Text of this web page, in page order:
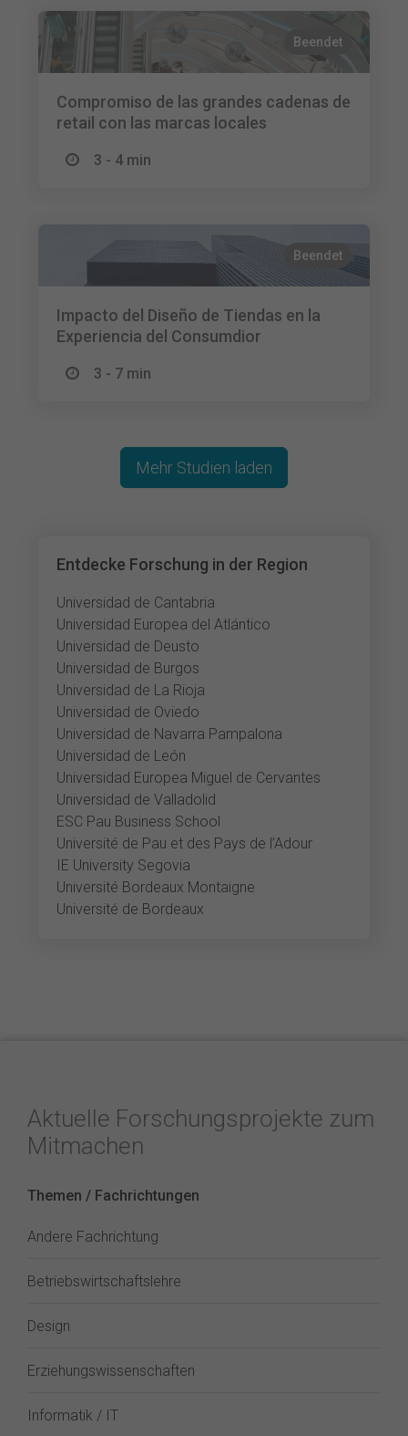
Beendet
Compromiso de las grandes cadenas de
retail con las marcas locales
3 - 4 min
Beendet
Impacto del Diseño de Tiendas en la
Experiencia del Consumdior
3 - 7 min
Entdecke Forschung in der Region
Universidad de Cantabria
Universidad Europea del Atlántico
Universidad de Deusto
Universidad de Burgos
Universidad de La Rioja
Universidad de Oviedo
Universidad de Navarra Pampalona
Universidad de León
Universidad Europea Miguel de Cervantes
Universidad de Valladolid
ESC Pau Business School
Université de Pau et des Pays de l’Adour
IE University Segovia
Université Bordeaux Montaigne
Université de Bordeaux
Mehr Studien laden
Aktuelle Forschungsprojekte zum
Mitmachen
Themen / Fachrichtungen
Andere Fachrichtung
Betriebswirtschaftslehre
Design
Erziehungswissenschaften
Informatik / IT